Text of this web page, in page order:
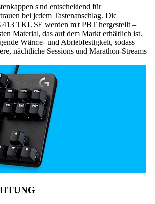
sind entscheidend für
bei jedem Tastenanschlag. Die
TKL SE werden mit PBT hergestellt –
Material, das auf dem Markt erhältlich ist.
Wärme- und Abriebfestigkeit, sodass
nächtliche Sessions und Marathon-Streams